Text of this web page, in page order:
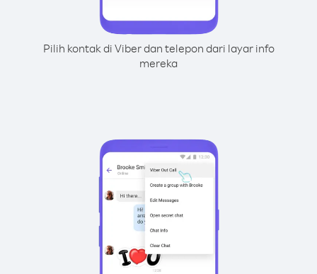
Pilih kontak di Viber dan telepon dari layar info
mereka